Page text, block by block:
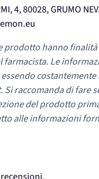
4, 80028, GRUMO
prodotto hanno
farmacista. Le
raccomanda di
del prodotto
alle informazioni